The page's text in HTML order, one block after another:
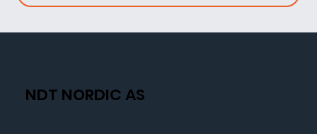
NDT NORDIC AS